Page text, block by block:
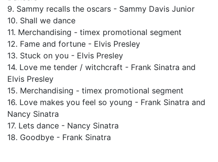
9. Sammy recalls the oscars - Sammy Davis Junior
10. Shall we dance
11. Merchandising - timex promotional segment
12. Fame and fortune - Elvis Presley
13. Stuck on you - Elvis Presley
14. Love me tender / witchcraft - Frank Sinatra and
Elvis Presley
15. Merchandising - timex promotional segment
16. Love makes you feel so young - Frank Sinatra and
Nancy Sinatra
17. Lets dance - Nancy Sinatra
18. Goodbye - Frank Sinatra